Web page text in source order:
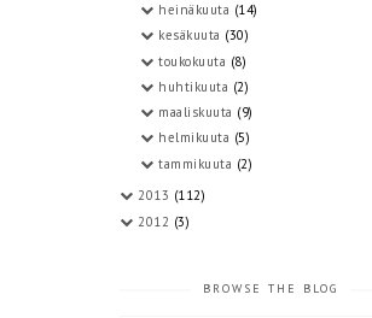
heinäkuuta (14)
kesäkuuta (30)
toukokuuta (8)
huhtikuuta (2)
maaliskuuta (9)
helmikuuta (5)
tammikuuta (2)
2013 (112)
2012 (3)
BROWSE THE BLOG